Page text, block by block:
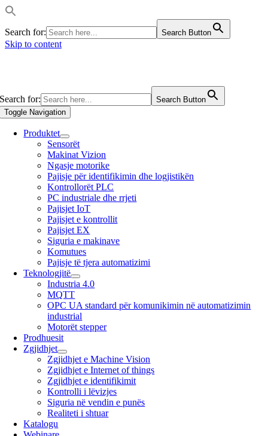
Search for: Search Button
Skip to content
Search for:
Search Button
Toggle Navigation
Produktet
Sensorët
Makinat Vizion
Ngasje motorike
Pajisje për identifikimin dhe logjistikën
Kontrollorët PLC
PC industriale dhe rrjeti
Pajisjet IoT
Pajisjet e kontrollit
Pajisjet EX
Siguria e makinave
Komutues
Pajisje të tjera automatizimi
Teknologjitë
Industria 4.0
MQTT
OPC UA standard për komunikimin në automatizimin
industrial
Motorët stepper
Prodhuesit
Zgjidhjet
Zgjidhjet e Machine Vision
Zgjidhjet e Internet of things
Zgjidhjet e identifikimit
Kontrolli i lëvizjes
Siguria në vendin e punës
Realiteti i shtuar
Katalogu